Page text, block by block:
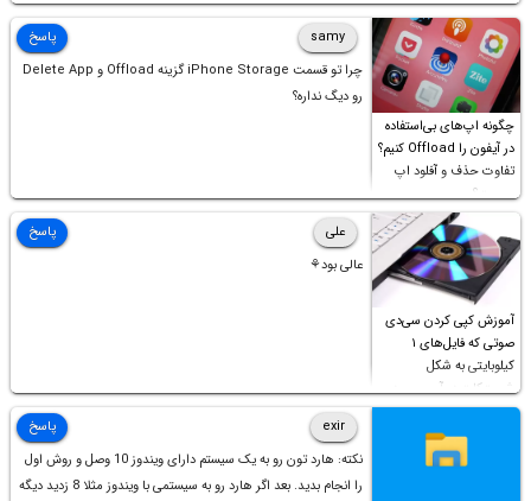
چگونه اپ‌های بی‌استفاده
در آیفون را Offload کنیم؟
تفاوت حذف و آفلود اپ
چیست؟
samy
چرا تو قسمت iPhone Storage گزینه Offload و Delete App
رو دیگ نداره؟
پاسخ
آموزش کپی کردن سی‌دی
صوتی که فایل‌های ۱
کیلوبایتی به شکل
شورت‌کات در آن موجود
است!
علی
عالی بود⚘
پاسخ
exir
نکته: هارد تون رو به یک سیستم دارای ویندوز 10 وصل و روش اول
را انجام بدید. بعد اگر هارد رو به سیستمی با ویندوز مثلا 8 زدید دیگه
پاسخ